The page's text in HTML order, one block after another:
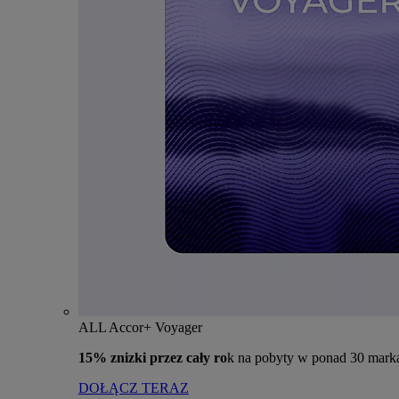
ALL Accor+ Voyager
15% znizki przez cały rok na pobyty w ponad 30
DOŁĄCZ TERAZ